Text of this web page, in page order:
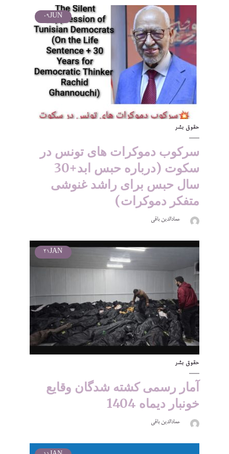
JUN
09
حقوق بشر
سرکوب دموکرات های تونس در
سکوت (درباره حبس ابد+30
سال حبس برای راشد غنوشی
متفکر دموکرات)
عمادالدین باقی
JAN
21
حقوق بشر
آمار رسمی کشته شدگان وقایع
خونبار دیماه 1404
عمادالدین باقی